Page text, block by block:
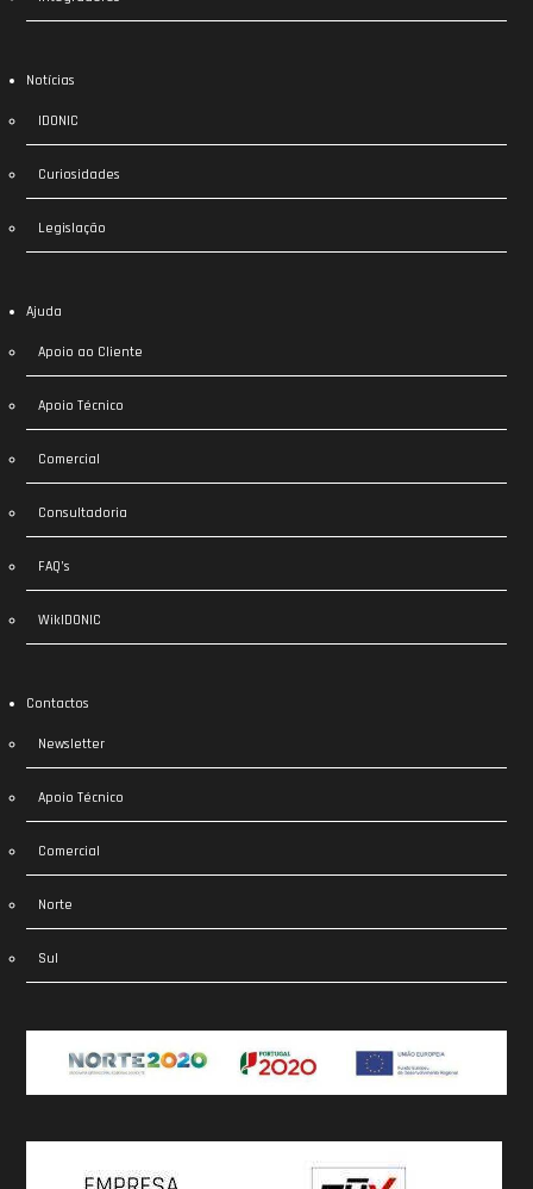
Notícias
IDONIC
Curiosidades
Legislação
Ajuda
Apoio ao Cliente
Apoio Técnico
Comercial
Consultadoria
FAQ’s
WikIDONIC
Contactos
Newsletter
Apoio Técnico
Comercial
Norte
Sul